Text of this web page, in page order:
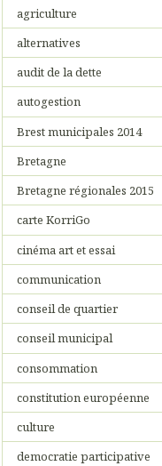
agriculture
alternatives
audit de la dette
autogestion
Brest municipales 2014
Bretagne
Bretagne régionales 2015
carte KorriGo
cinéma art et essai
communication
conseil de quartier
conseil municipal
consommation
constitution européenne
culture
democratie participative